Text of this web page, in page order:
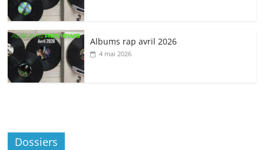
Albums rap avril 2026
4 mai 2026
Dossiers